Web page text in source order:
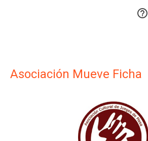

Asociación Mueve Ficha